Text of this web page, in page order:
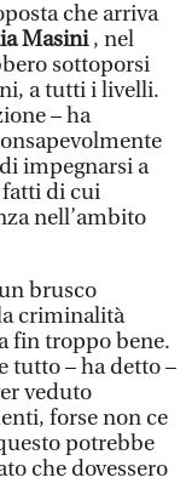
che arriva
Masini, nel
sottoporsi
a tutti i livelli.
– ha
impegnarsi a
di cui
nell’ambito
brusco
criminalità
fin troppo bene.
tutto – ha detto –
veduto
forse non ce
potrebbe
che dovessero